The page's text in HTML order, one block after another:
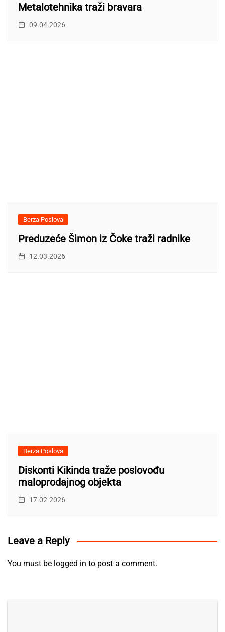
Metalotehnika traži bravara
09.04.2026
Berza Poslova
Preduzeće Šimon iz Čoke traži radnike
12.03.2026
Berza Poslova
Diskonti Kikinda traže poslovođu
maloprodajnog objekta
17.02.2026
Leave a Reply
You must be logged in to post a comment.